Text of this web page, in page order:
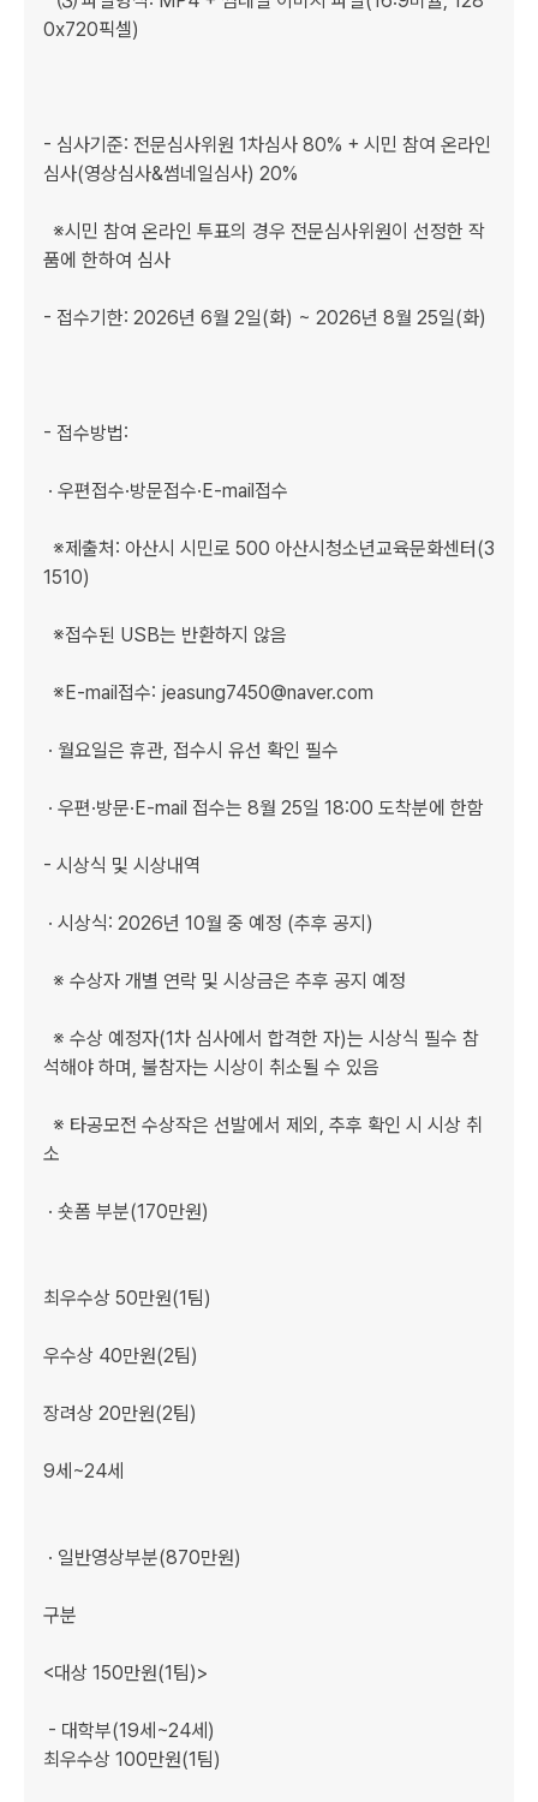
0x720픽셀)
- 심사기준: 전문심사위원 1차심사 80% + 시민 참여 온라인
심사(영상심사&썸네일심사) 20%
품에 한하여 심사
- 접수기한: 2026년 6월 2일(화) ~ 2026년 8월 25일(화)
- 접수방법:
1510)
- 시상식 및 시상내역
석해야 하며, 불참자는 시상이 취소될 수 있음
소
최우수상 50만원(1팀)
우수상 40만원(2팀)
장려상 20만원(2팀)
9세~24세
구분
<대상 150만원(1팀)>
최우수상 100만원(1팀)